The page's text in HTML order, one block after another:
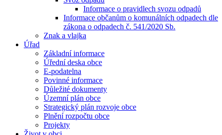
Informace o pravidlech svozu odpadů
Informace občanům o komunálních odpadech dle
zákona o odpadech č. 541/2020 Sb.
Znak a vlajka
Úřad
Základní informace
Úřední deska obce
E-podatelna
Povinné informace
Důležité dokumenty
Územní plán obce
Strategický plán rozvoje obce
Plnění rozpočtu obce
Projekty